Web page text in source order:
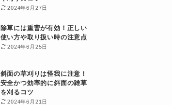
2024年6月27日
除草には重曹が有効！正しい
使い方や取り扱い時の注意点
2024年6月25日
斜面の草刈りは怪我に注意！
安全かつ効率的に斜面の雑草
を刈るコツ
2024年6月21日